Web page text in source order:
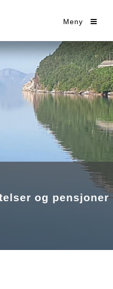
Meny
og pensjoner